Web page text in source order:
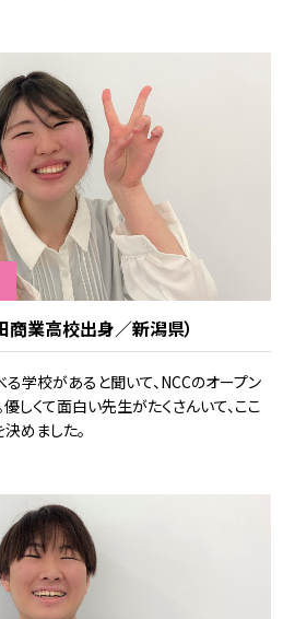
商業高校出身／新潟県）
学校があると聞いて、NCCのオープン
しくて面白い先生がたくさんいて、ここ
めました。